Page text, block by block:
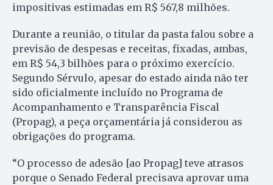
impositivas estimadas em R$ 567,8 milhões.
Durante a reunião, o titular da pasta falou sobre a
previsão de despesas e receitas, fixadas, ambas,
em R$ 54,3 bilhões para o próximo exercício.
Segundo Sérvulo, apesar do estado ainda não ter
sido oficialmente incluído no Programa de
Acompanhamento e Transparência Fiscal
(Propag), a peça orçamentária já considerou as
obrigações do programa.
“O processo de adesão [ao Propag] teve atrasos
porque o Senado Federal precisava aprovar uma